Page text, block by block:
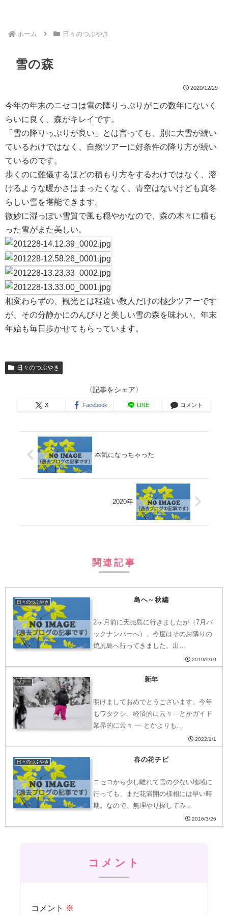
ホーム 日々のつぶやき
雪の森
2020/12/29
今年の年末のニセコは雪の降りっぷりがこの数年にないく
らいに良く、森がキレイです。
「雪の降りっぷりが良い」とは言っても、別に大雪が続い
ているわけではなく、自然ツアーに好条件の降り方が続い
ているのです。
歩くのに難儀するほどの積もり方をするわけではなく、溶
けるような暖かさはまったくなく、青空はないけども真冬
らしい雪を堪能できます。
微妙に湿っぽい雪質で風も穏やかなので、森の木々に積も
った雪がまた美しい。
相変わらずの、観光とは程遠い数人だけの極少ツアーです
が、その分静かにのんびりと美しい雪の森を味わい、年末
年始も毎日歩かせてもらっています。
日々のつぶやき
〈記事をシェア〉
X Facebook LINE コメント
本気になっちゃった
2020年
関連記事
日々のつぶやき 島へ～秋編
2ヶ月前に天売島に行きましたが（7月バ
ックナンバーへ）、今度はそのお隣りの
焼尻島へ行ってきました。出…
2010/9/10
ツアー 新年
明けましておめでとうございます。今年
もワタクシ、経済的に云々―とかガイド
業界的に云々 ― とかよりも…
2022/1/1
日々のつぶやき 春の花チビ
ニセコから少し離れて雪の少ない地域に
行っても、まだ花満開の様相には早い時
期。なので、無理やり探してみ…
2016/3/26
コメント
コメント ※